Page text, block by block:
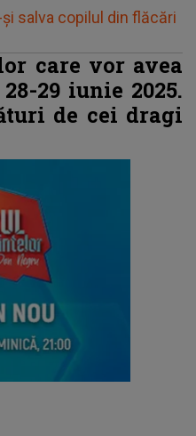
salva copilul din flăcări
care vor avea
29 iunie 2025.
de cei dragi